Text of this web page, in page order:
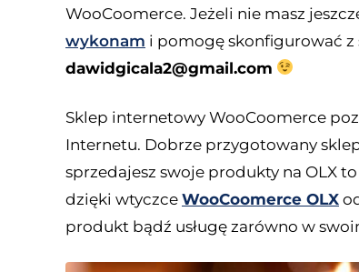
WooCoomerce. Jeżeli nie masz
wykonam i pomogę skonfigurować z
dawidgicala2@gmail.com
Sklep internetowy WooCoomerce
Internetu. Dobrze przygotowany
sprzedajesz swoje produkty na OLX
dzięki wtyczce WooCoomerce OLX
produkt bądź usługę zarówno w